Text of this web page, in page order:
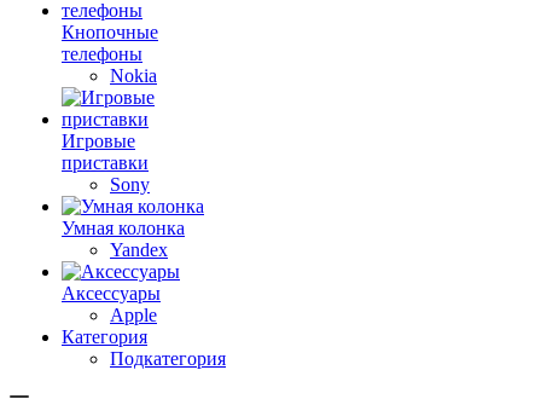
Кнопочные
телефоны
Nokia
Игровые
приставки
Sony
Умная колонка
Yandex
Аксессуары
Apple
Категория
Подкатегория